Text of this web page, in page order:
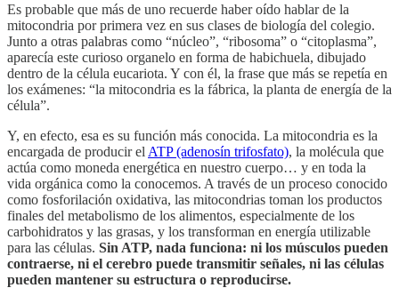
Es probable que más de uno recuerde haber oído hablar de la
mitocondria por primera vez en sus clases de biología del colegio.
Junto a otras palabras como “núcleo”, “ribosoma” o “citoplasma”,
aparecía este curioso organelo en forma de habichuela, dibujado
dentro de la célula eucariota. Y con él, la frase que más se repetía en
los exámenes: “la mitocondria es la fábrica, la planta de energía de la
célula”.
Y, en efecto, esa es su función más conocida. La mitocondria es la
encargada de producir el ATP (adenosín trifosfato), la molécula que
actúa como moneda energética en nuestro cuerpo… y en toda la
vida orgánica como la conocemos. A través de un proceso conocido
como fosforilación oxidativa, las mitocondrias toman los productos
finales del metabolismo de los alimentos, especialmente de los
carbohidratos y las grasas, y los transforman en energía utilizable
para las células. Sin ATP, nada funciona: ni los músculos pueden
contraerse, ni el cerebro puede transmitir señales, ni las células
pueden mantener su estructura o reproducirse.